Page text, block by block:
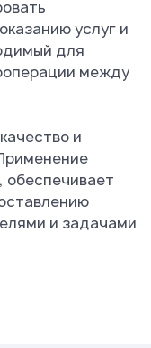
услуг и
для
между
и
и задачами